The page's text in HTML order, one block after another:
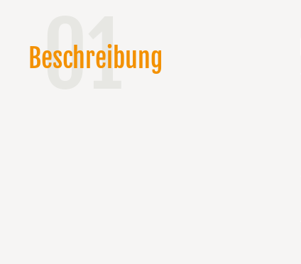
01
Beschreibung